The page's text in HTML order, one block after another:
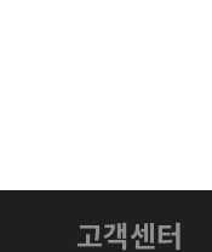
고객센터